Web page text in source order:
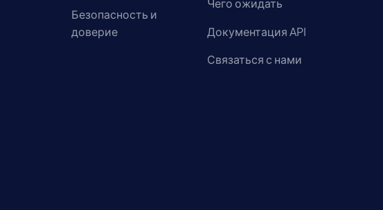
Безопасность и
доверие
Чего ожидать
Документация API
Связаться с нами